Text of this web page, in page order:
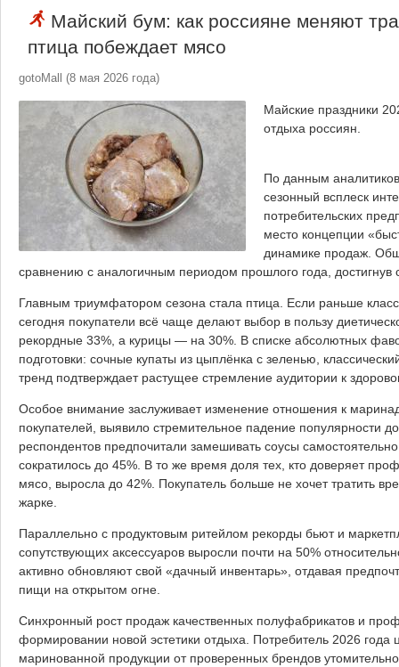
Майский бум: как россияне меняют
птица побеждает мясо
gotoMall (8 мая 2026 года)
Майские праздники
отдыха россиян.
По данным
сезонный всплеск
потребительских
место концепции
динамике продаж.
сравнению с аналогичным периодом прошлого года, достигнув
Главным триумфатором сезона стала птица. Если раньше
сегодня покупатели всё чаще делают выбор в пользу
рекордные 33%, а курицы — на 30%. В списке абсолютных
подготовки: сочные купаты из цыплёнка с зеленью,
тренд подтверждает растущее стремление аудитории к
Особое внимание заслуживает изменение отношения к
покупателей, выявило стремительное падение популярности
респондентов предпочитали замешивать соусы
сократилось до 45%. В то же время доля тех, кто доверяет
мясо, выросла до 42%. Покупатель больше не хочет тратить
жарке.
Параллельно с продуктовым ритейлом рекорды бьют и
сопутствующих аксессуаров выросли почти на 50%
активно обновляют свой «дачный инвентарь», отдавая
пищи на открытом огне.
Синхронный рост продаж качественных полуфабрикатов и
формировании новой эстетики отдыха. Потребитель 2026
маринованной продукции от проверенных брендов